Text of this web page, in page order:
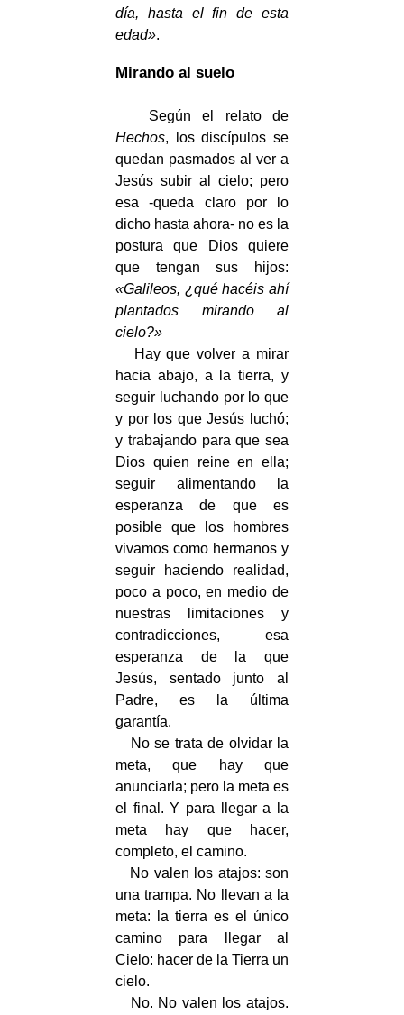
día, hasta el fin de esta
edad».
Mirando al suelo
Según el relato de
Hechos, los discípulos se
quedan pasmados al ver a
Jesús subir al cielo; pero
esa -queda claro por lo
dicho hasta ahora- no es la
postura que Dios quiere
que tengan sus hijos:
«Galileos, ¿qué hacéis ahí
plantados mirando al
cielo?»
Hay que volver a mirar
hacia abajo, a la tierra, y
seguir luchando por lo que
y por los que Jesús luchó;
y trabajando para que sea
Dios quien reine en ella;
seguir alimentando la
esperanza de que es
posible que los hombres
vivamos como hermanos y
seguir haciendo realidad,
poco a poco, en medio de
nuestras limitaciones y
contradicciones, esa
esperanza de la que
Jesús, sentado junto al
Padre, es la última
garantía.
No se trata de olvidar la
meta, que hay que
anunciarla; pero la meta es
el final. Y para llegar a la
meta hay que hacer,
completo, el camino.
No valen los atajos: son
una trampa. No llevan a la
meta: la tierra es el único
camino para llegar al
Cielo: hacer de la Tierra un
cielo.
No. No valen los atajos.